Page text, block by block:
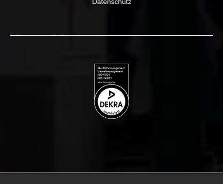
Datenschutz